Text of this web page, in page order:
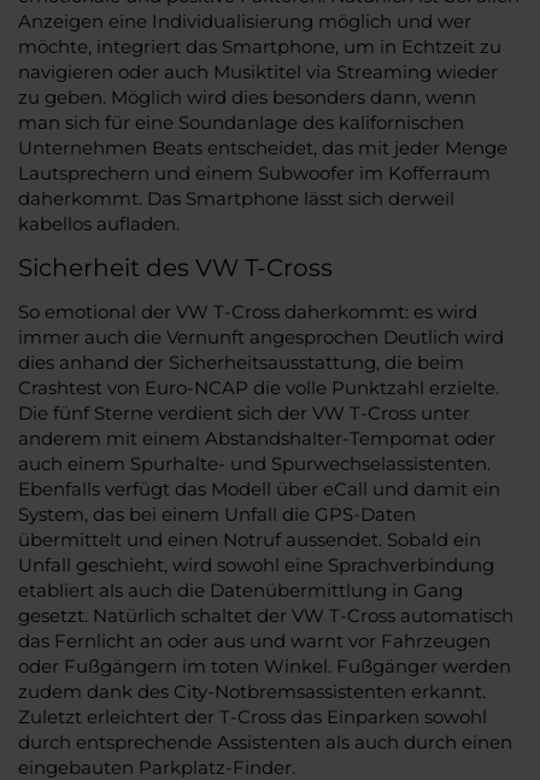
Anzeigen eine Individualisierung möglich und wer
möchte, integriert das Smartphone, um in Echtzeit zu
navigieren oder auch Musiktitel via Streaming wieder
zu geben. Möglich wird dies besonders dann, wenn
man sich für eine Soundanlage des kalifornischen
Unternehmen Beats entscheidet, das mit jeder Menge
Lautsprechern und einem Subwoofer im Kofferraum
daherkommt. Das Smartphone lässt sich derweil
kabellos aufladen.
Sicherheit des VW T-Cross
So emotional der VW T-Cross daherkommt: es wird
immer auch die Vernunft angesprochen Deutlich wird
dies anhand der Sicherheitsausstattung, die beim
Crashtest von Euro-NCAP die volle Punktzahl erzielte.
Die fünf Sterne verdient sich der VW T-Cross unter
anderem mit einem Abstandshalter-Tempomat oder
auch einem Spurhalte- und Spurwechselassistenten.
Ebenfalls verfügt das Modell über eCall und damit ein
System, das bei einem Unfall die GPS-Daten
übermittelt und einen Notruf aussendet. Sobald ein
Unfall geschieht, wird sowohl eine Sprachverbindung
etabliert als auch die Datenübermittlung in Gang
gesetzt. Natürlich schaltet der VW T-Cross automatisch
das Fernlicht an oder aus und warnt vor Fahrzeugen
oder Fußgängern im toten Winkel. Fußgänger werden
zudem dank des City-Notbremsassistenten erkannt.
Zuletzt erleichtert der T-Cross das Einparken sowohl
durch entsprechende Assistenten als auch durch einen
eingebauten Parkplatz-Finder.